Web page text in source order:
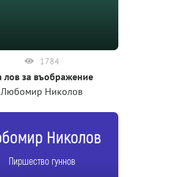
1784
лов за въображение
Любомир Николов
Николов
Пиршество гуннов